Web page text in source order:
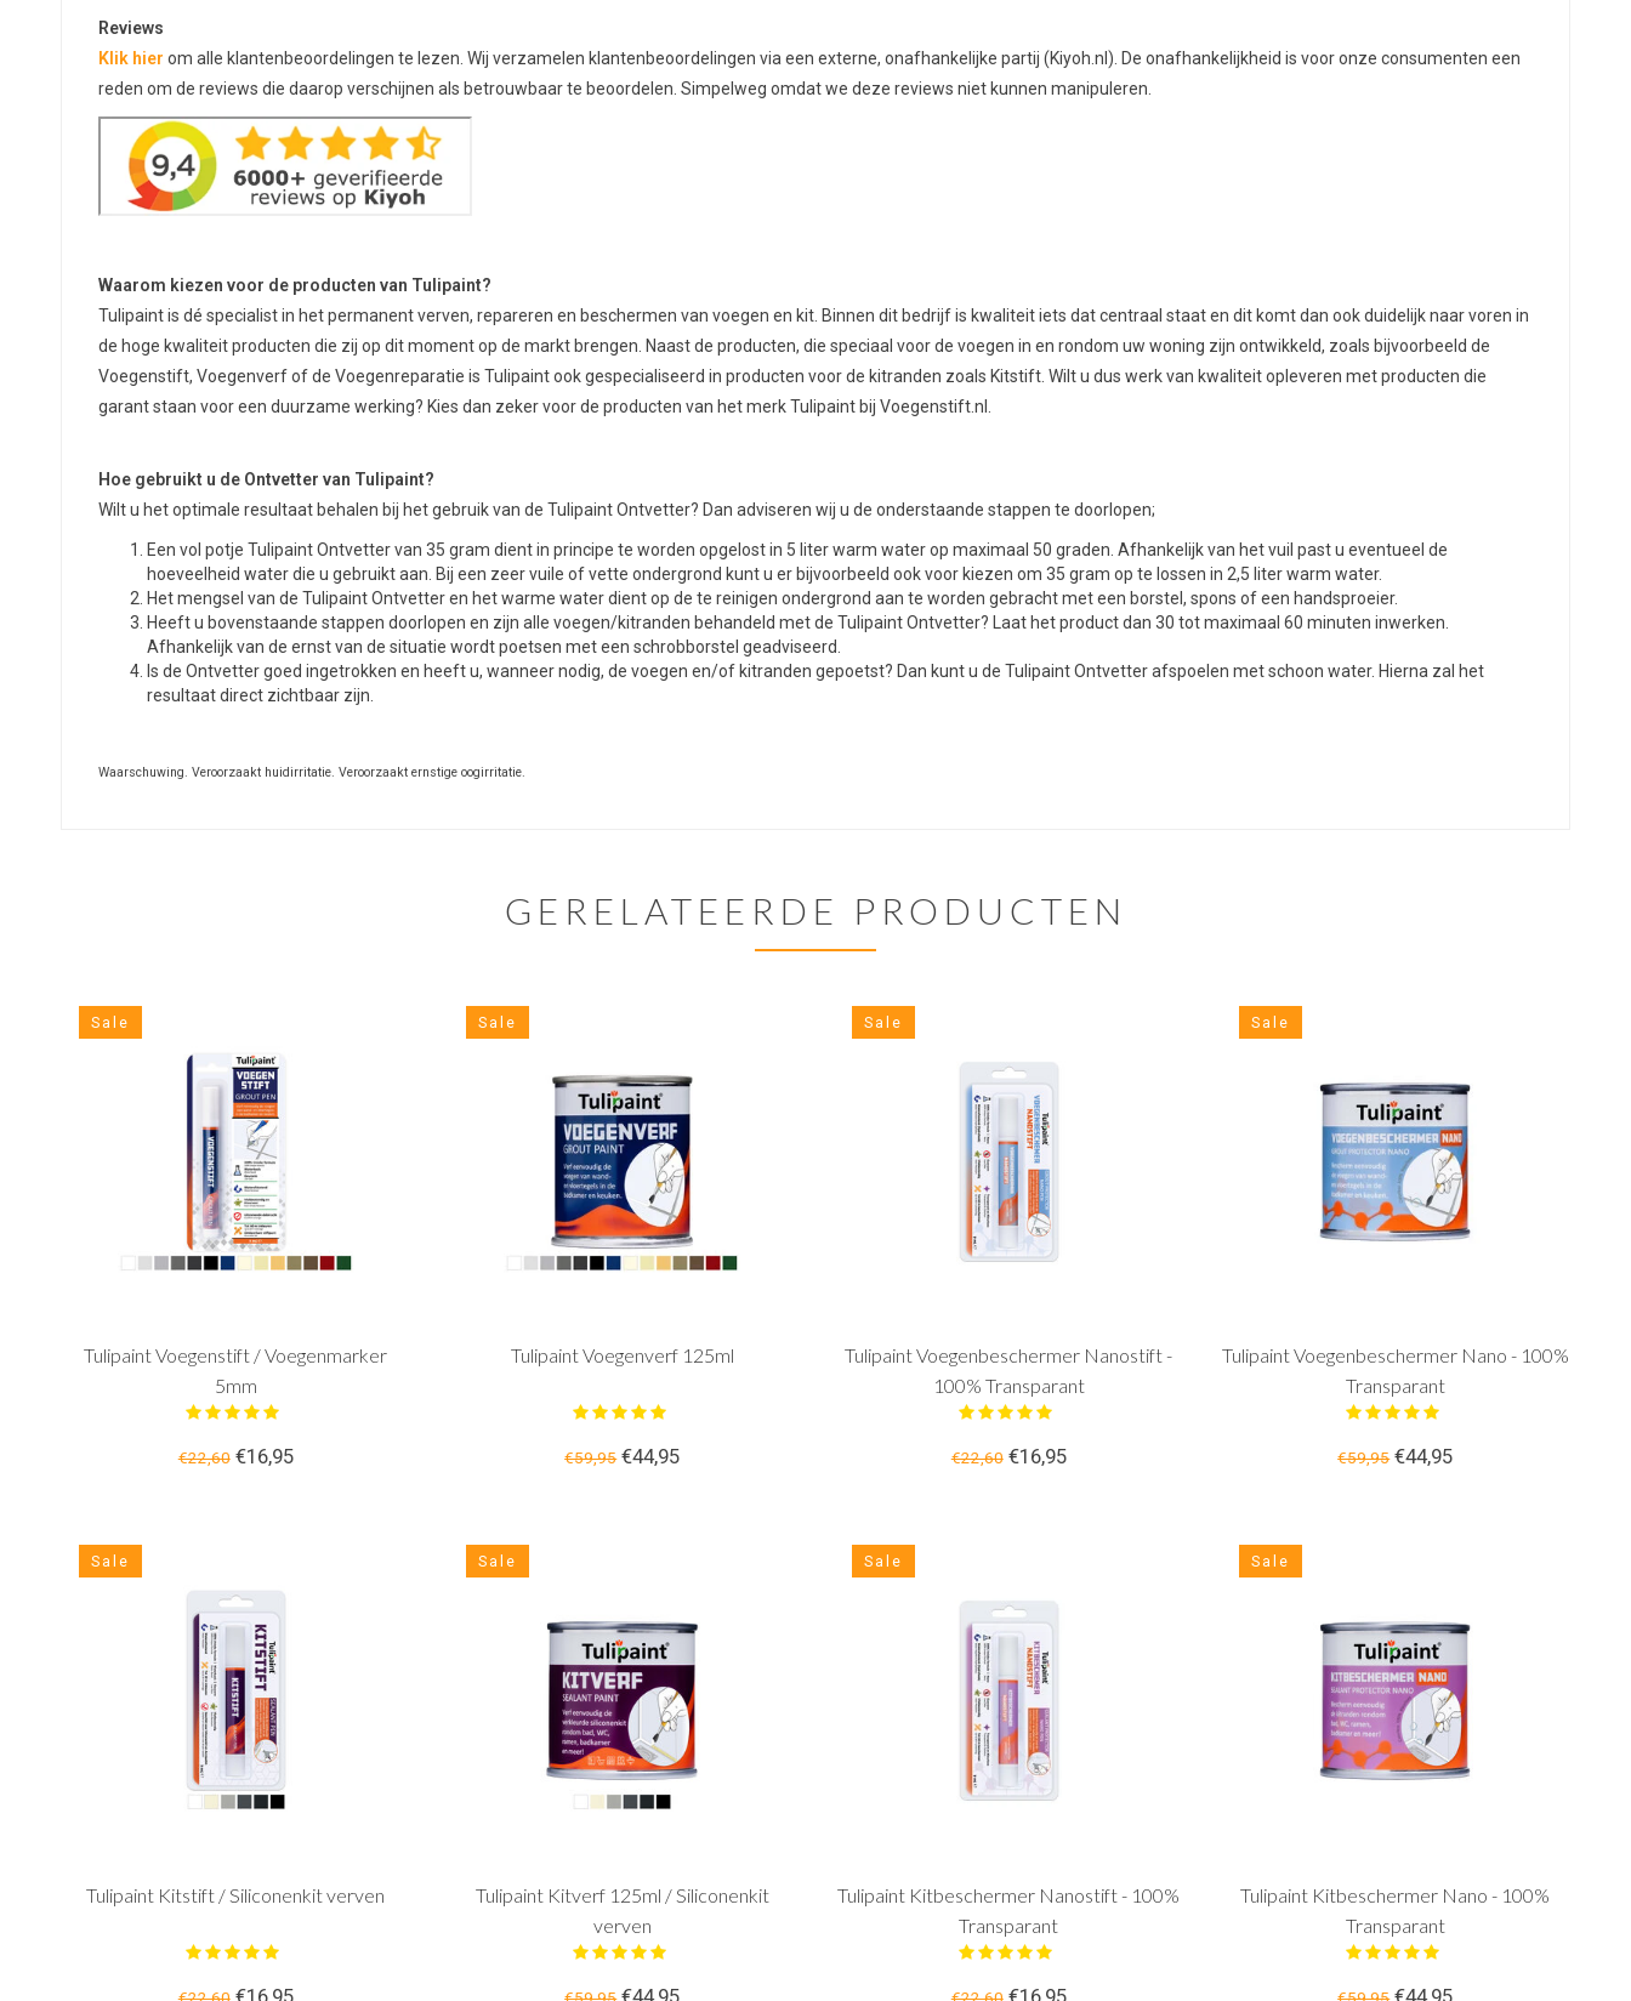
Reviews
Klik hier om alle klantenbeoordelingen te lezen. Wij verzamelen klantenbeoordelingen via een externe, onafhankelijke partij (Kiyoh.nl). De onafhankelijkheid is voor onze consumenten een
reden om de reviews die daarop verschijnen als betrouwbaar te beoordelen. Simpelweg omdat we deze reviews niet kunnen manipuleren.
Waarom kiezen voor de producten van Tulipaint?
Tulipaint is dé specialist in het permanent verven, repareren en beschermen van voegen en kit. Binnen dit bedrijf is kwaliteit iets dat centraal staat en dit komt dan ook duidelijk naar voren in
de hoge kwaliteit producten die zij op dit moment op de markt brengen. Naast de producten, die speciaal voor de voegen in en rondom uw woning zijn ontwikkeld, zoals bijvoorbeeld de
Voegenstift, Voegenverf of de Voegenreparatie is Tulipaint ook gespecialiseerd in producten voor de kitranden zoals Kitstift. Wilt u dus werk van kwaliteit opleveren met producten die
garant staan voor een duurzame werking? Kies dan zeker voor de producten van het merk Tulipaint bij Voegenstift.nl.
Hoe gebruikt u de Ontvetter van Tulipaint?
Wilt u het optimale resultaat behalen bij het gebruik van de Tulipaint Ontvetter? Dan adviseren wij u de onderstaande stappen te doorlopen;
Een vol potje Tulipaint Ontvetter van 35 gram dient in principe te worden opgelost in 5 liter warm water op maximaal 50 graden. Afhankelijk van het vuil past u eventueel de
hoeveelheid water die u gebruikt aan. Bij een zeer vuile of vette ondergrond kunt u er bijvoorbeeld ook voor kiezen om 35 gram op te lossen in 2,5 liter warm water.
Het mengsel van de Tulipaint Ontvetter en het warme water dient op de te reinigen ondergrond aan te worden gebracht met een borstel, spons of een handsproeier.
Heeft u bovenstaande stappen doorlopen en zijn alle voegen/kitranden behandeld met de Tulipaint Ontvetter? Laat het product dan 30 tot maximaal 60 minuten inwerken.
Afhankelijk van de ernst van de situatie wordt poetsen met een schrobborstel geadviseerd.
Is de Ontvetter goed ingetrokken en heeft u, wanneer nodig, de voegen en/of kitranden gepoetst? Dan kunt u de Tulipaint Ontvetter afspoelen met schoon water. Hierna zal het
resultaat direct zichtbaar zijn.
Waarschuwing. Veroorzaakt huidirritatie. Veroorzaakt ernstige oogirritatie.
GERELATEERDE PRODUCTEN
Sale
Tulipaint Voegenstift / Voegenmarker
5mm
€22,60€16,95
Sale
Tulipaint Voegenverf 125ml
€59,95€44,95
Sale
Tulipaint Voegenbeschermer Nanostift -
100% Transparant
€22,60€16,95
Sale
Tulipaint Voegenbeschermer Nano - 100%
Transparant
€59,95€44,95
Sale
Tulipaint Kitstift / Siliconenkit verven
€16,95
Sale
Tulipaint Kitverf 125ml / Siliconenkit
verven
€44,95
Sale
Tulipaint Kitbeschermer Nanostift - 100%
Transparant
€16,95
Sale
Tulipaint Kitbeschermer Nano - 100%
Transparant
€44,95